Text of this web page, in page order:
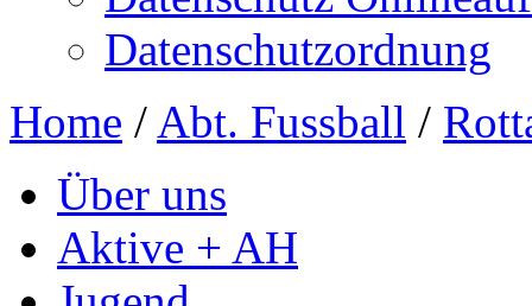
Datenschutzordnung
Home / Abt. Fussball /
Über uns
Aktive + AH